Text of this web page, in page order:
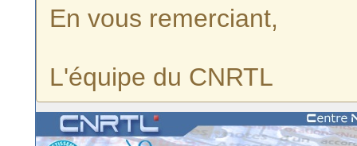
En vous remerciant,
L'équipe du CNRTL